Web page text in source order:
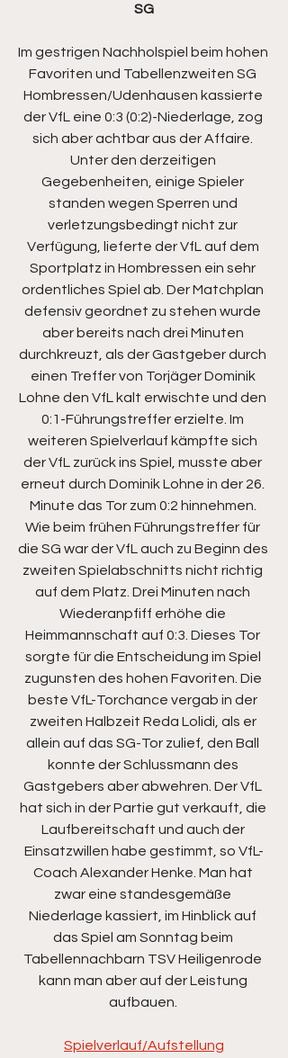
SG
Im gestrigen Nachholspiel beim hohen
Favoriten und Tabellenzweiten SG
Hombressen/Udenhausen kassierte
der VfL eine 0:3 (0:2)-Niederlage, zog
sich aber achtbar aus der Affaire.
Unter den derzeitigen
Gegebenheiten, einige Spieler
standen wegen Sperren und
verletzungsbedingt nicht zur
Verfügung, lieferte der VfL auf dem
Sportplatz in Hombressen ein sehr
ordentliches Spiel ab. Der Matchplan
defensiv geordnet zu stehen wurde
aber bereits nach drei Minuten
durchkreuzt, als der Gastgeber durch
einen Treffer von Torjäger Dominik
Lohne den VfL kalt erwischte und den
0:1-Führungstreffer erzielte. Im
weiteren Spielverlauf kämpfte sich
der VfL zurück ins Spiel, musste aber
erneut durch Dominik Lohne in der 26.
Minute das Tor zum 0:2 hinnehmen.
Wie beim frühen Führungstreffer für
die SG war der VfL auch zu Beginn des
zweiten Spielabschnitts nicht richtig
auf dem Platz. Drei Minuten nach
Wiederanpfiff erhöhe die
Heimmannschaft auf 0:3. Dieses Tor
sorgte für die Entscheidung im Spiel
zugunsten des hohen Favoriten. Die
beste VfL-Torchance vergab in der
zweiten Halbzeit Reda Lolidi, als er
allein auf das SG-Tor zulief, den Ball
konnte der Schlussmann des
Gastgebers aber abwehren. Der VfL
hat sich in der Partie gut verkauft, die
Laufbereitschaft und auch der
Einsatzwillen habe gestimmt, so VfL-
Coach Alexander Henke. Man hat
zwar eine standesgemäße
Niederlage kassiert, im Hinblick auf
das Spiel am Sonntag beim
Tabellennachbarn TSV Heiligenrode
kann man aber auf der Leistung
aufbauen.
Spielverlauf/Aufstellung